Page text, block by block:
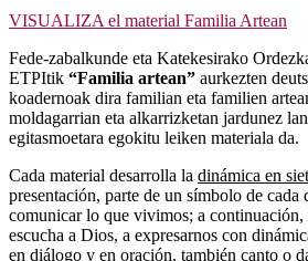
VISUALIZA el material Familia Artean
Fede-zabalkunde eta Katekesirako
ETPItik “Familia artean” aurkezten
koadernoak dira familian eta familien
moldagarrian eta alkarrizketan jardunez
egitasmoetara egokitu leiken materiala da.
Cada material desarrolla la dinámica en
presentación, parte de un símbolo de cada
comunicar lo que vivimos; a continuación,
escucha a Dios, a expresarnos con
en diálogo y en oración, también canto o